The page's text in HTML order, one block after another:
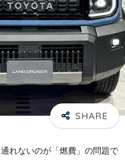
れないのが「燃費」の問題で